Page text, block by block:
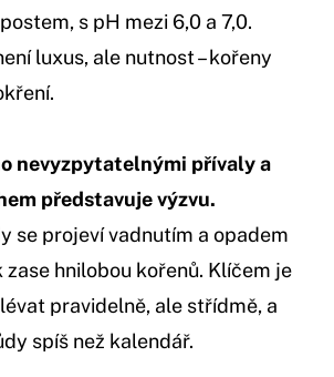
s pH mezi 6,0 a 7,0.
luxus, ale nutnost – kořeny
nevyzpytatelnými přívaly a
představuje výzvu.
se projeví vadnutím a opadem
hnilobou kořenů. Klíčem je
pravidelně, ale střídmě, a
spíš než kalendář.